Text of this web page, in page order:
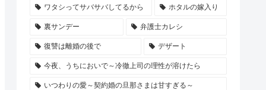
ワタシってサバサバしてるから ホタルの嫁入り
裏サンデー 弁護士カレシ
復讐は離婚の後で デザート
今夜、うちにおいで～冷徹上司の理性が溶けたら
いつわりの愛～契約婚の旦那さまは甘すぎる～